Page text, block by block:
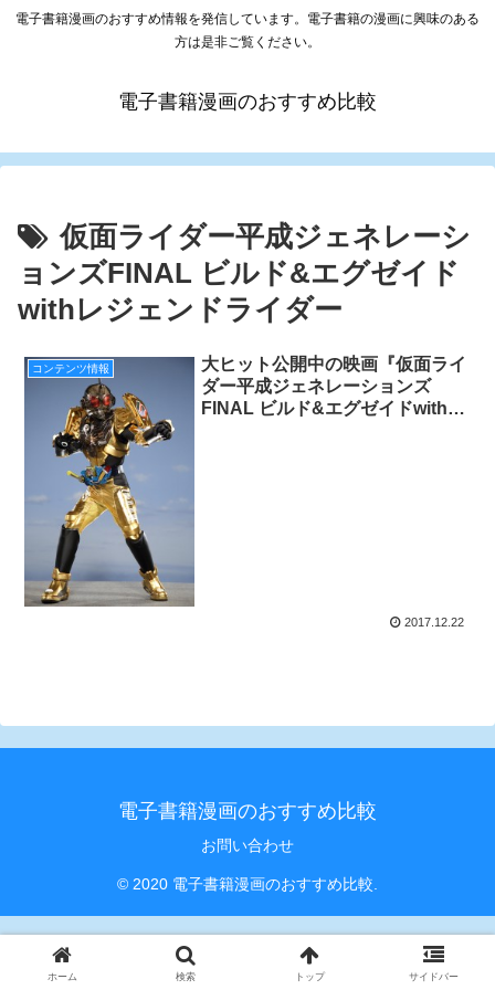
電子書籍漫画のおすすめ情報を発信しています。電子書籍の漫画に興味のある
方は是非ご覧ください。
電子書籍漫画のおすすめ比較
仮面ライダー平成ジェネレーシ
ョンズFINAL ビルド&エグゼイド
withレジェンドライダー
コンテンツ情報
大ヒット公開中の映画『仮面ライ
ダー平成ジェネレーションズ
FINAL ビルド&エグゼイドwithレ
2017.12.22
電子書籍漫画のおすすめ比較
お問い合わせ
© 2020 電子書籍漫画のおすすめ比較.
ホーム 検索 トップ サイドバー